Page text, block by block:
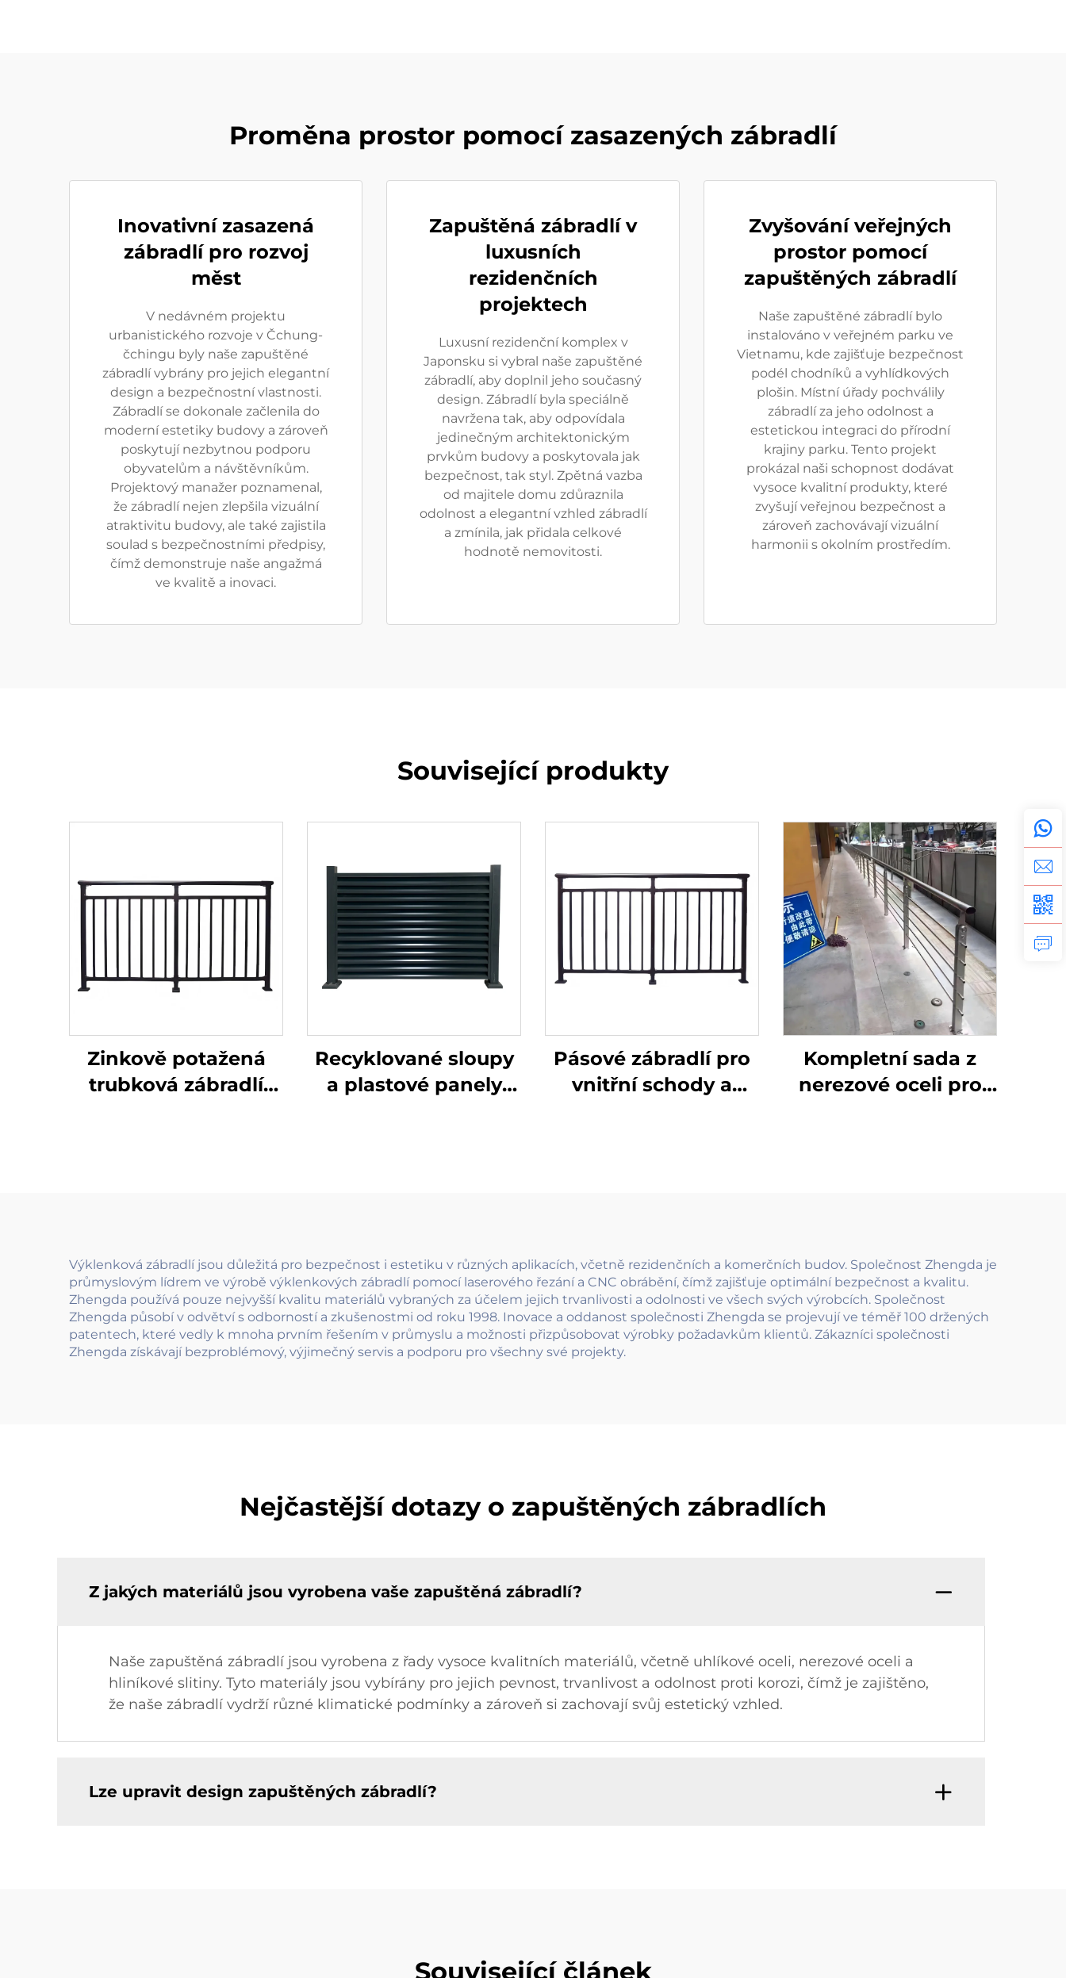
Proměna prostor pomocí zasazených zábradlí
Inovativní zasazená
zábradlí pro rozvoj
měst
V nedávném projektu
urbanistického rozvoje v Čchung-
čchingu byly naše zapuštěné
zábradlí vybrány pro jejich elegantní
design a bezpečnostní vlastnosti.
Zábradlí se dokonale začlenila do
moderní estetiky budovy a zároveň
poskytují nezbytnou podporu
obyvatelům a návštěvníkům.
Projektový manažer poznamenal,
že zábradlí nejen zlepšila vizuální
atraktivitu budovy, ale také zajistila
soulad s bezpečnostními předpisy,
čímž demonstruje naše angažmá
ve kvalitě a inovaci.
Zapuštěná zábradlí v
luxusních
rezidenčních
projektech
Luxusní rezidenční komplex v
Japonsku si vybral naše zapuštěné
zábradlí, aby doplnil jeho současný
design. Zábradlí byla speciálně
navržena tak, aby odpovídala
jedinečným architektonickým
prvkům budovy a poskytovala jak
bezpečnost, tak styl. Zpětná vazba
od majitele domu zdůraznila
odolnost a elegantní vzhled zábradlí
a zmínila, jak přidala celkové
hodnotě nemovitosti.
Zvyšování veřejných
prostor pomocí
zapuštěných zábradlí
Naše zapuštěné zábradlí bylo
instalováno v veřejném parku ve
Vietnamu, kde zajišťuje bezpečnost
podél chodníků a vyhlídkových
plošin. Místní úřady pochválily
zábradlí za jeho odolnost a
estetickou integraci do přírodní
krajiny parku. Tento projekt
prokázal naši schopnost dodávat
vysoce kvalitní produkty, které
zvyšují veřejnou bezpečnost a
zároveň zachovávají vizuální
harmonii s okolním prostředím.
Související produkty
Zinkově potažená
trubková zábradlí
Recyklované sloupy
a plastové panely
Pásové zábradlí pro
vnitřní schody a
Kompletní sada z
nerezové oceli pro
Výklenková zábradlí jsou důležitá pro bezpečnost i estetiku v různých aplikacích, včetně rezidenčních a komerčních budov. Společnost Zhengda je
průmyslovým lídrem ve výrobě výklenkových zábradlí pomocí laserového řezání a CNC obrábění, čímž zajišťuje optimální bezpečnost a kvalitu.
Zhengda používá pouze nejvyšší kvalitu materiálů vybraných za účelem jejich trvanlivosti a odolnosti ve všech svých výrobcích. Společnost
Zhengda působí v odvětví s odborností a zkušenostmi od roku 1998. Inovace a oddanost společnosti Zhengda se projevují ve téměř 100 držených
patentech, které vedly k mnoha prvním řešením v průmyslu a možnosti přizpůsobovat výrobky požadavkům klientů. Zákazníci společnosti
Zhengda získávají bezproblémový, výjimečný servis a podporu pro všechny své projekty.
Nejčastější dotazy o zapuštěných zábradlích
Z jakých materiálů jsou vyrobena vaše zapuštěná zábradlí?
Naše zapuštěná zábradlí jsou vyrobena z řady vysoce kvalitních materiálů, včetně uhlíkové oceli, nerezové oceli a
hliníkové slitiny. Tyto materiály jsou vybírány pro jejich pevnost, trvanlivost a odolnost proti korozi, čímž je zajištěno,
že naše zábradlí vydrží různé klimatické podmínky a zároveň si zachovají svůj estetický vzhled.
Lze upravit design zapuštěných zábradlí?
Související článek